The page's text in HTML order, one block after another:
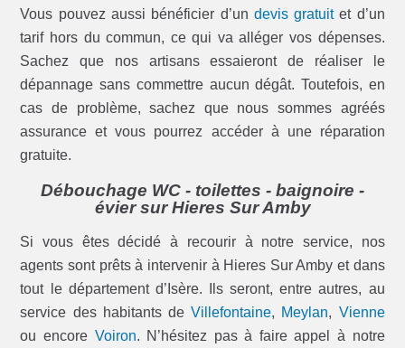
Vous pouvez aussi bénéficier d’un devis gratuitet d’un
tarif hors du commun, ce qui va alléger vos dépenses.
Sachez que nos artisans essaieront de réaliser le
dépannage sans commettre aucun dégât. Toutefois, en
cas de problème, sachez que nous sommes agréés
assurance et vous pourrez accéder à une réparation
gratuite.
Débouchage WC - toilettes - baignoire -
évier sur Hieres Sur Amby
Si vous êtes décidé à recourir à notre service, nos
agents sont prêts à intervenir à Hieres Sur Amby et dans
tout le département d’Isère. Ils seront, entre autres, au
service des habitants deVillefontaine, Meylan, Vienne
ou encore Voiron. N’hésitez pas à faire appel à notre